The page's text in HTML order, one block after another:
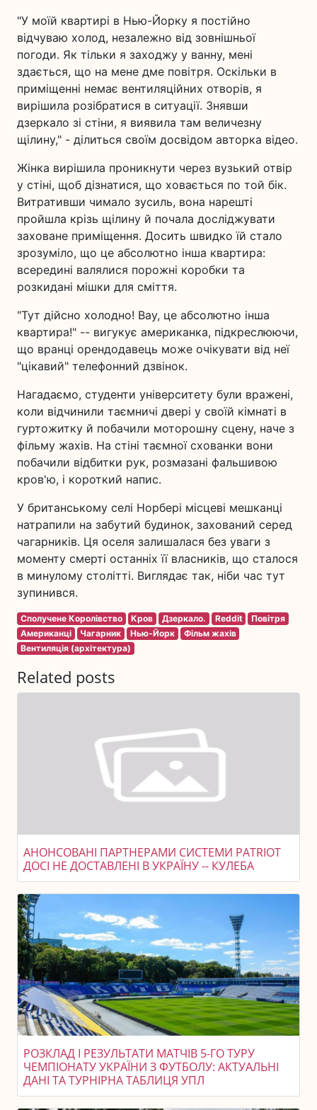
"У моїй квартирі в Нью-Йорку я постійно
відчуваю холод, незалежно від зовнішньої
погоди. Як тільки я заходжу у ванну, мені
здається, що на мене дме повітря. Оскільки в
приміщенні немає вентиляційних отворів, я
вирішила розібратися в ситуації. Знявши
дзеркало зі стіни, я виявила там величезну
щілину," - ділиться своїм досвідом авторка відео.
Жінка вирішила проникнути через вузький отвір
у стіні, щоб дізнатися, що ховається по той бік.
Витративши чимало зусиль, вона нарешті
пройшла крізь щілину й почала досліджувати
заховане приміщення. Досить швидко їй стало
зрозуміло, що це абсолютно інша квартира:
всередині валялися порожні коробки та
розкидані мішки для сміття.
"Тут дійсно холодно! Вау, це абсолютно інша
квартира!" -- вигукує американка, підкреслюючи,
що вранці орендодавець може очікувати від неї
"цікавий" телефонний дзвінок.
Нагадаємо, студенти університету були вражені,
коли відчинили таємничі двері у своїй кімнаті в
гуртожитку й побачили моторошну сцену, наче з
фільму жахів. На стіні таємної схованки вони
побачили відбитки рук, розмазані фальшивою
кров'ю, і короткий напис.
У британському селі Норбері місцеві мешканці
натрапили на забутий будинок, захований серед
чагарників. Ця оселя залишалася без уваги з
моменту смерті останніх її власників, що сталося
в минулому столітті. Виглядає так, ніби час тут
зупинився.
Сполучене Королівство Кров Дзеркало. Reddit
Повітря
Американці
Чагарник Нью-Йорк
Фільм жахів
Вентиляція (архітектура)
Related posts
АНОНСОВАНІ ПАРТНЕРАМИ СИСТЕМИ PATRIOT
ДОСІ НЕ ДОСТАВЛЕНІ В УКРАЇНУ -- КУЛЕБА
РОЗКЛАД І РЕЗУЛЬТАТИ МАТЧІВ 5-ГО ТУРУ
ЧЕМПІОНАТУ УКРАЇНИ З ФУТБОЛУ: АКТУАЛЬНІ
ДАНІ ТА ТУРНІРНА ТАБЛИЦЯ УПЛ